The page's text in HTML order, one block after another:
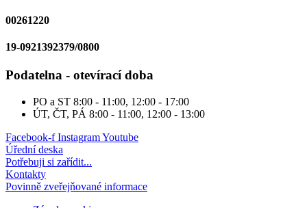
00261220
19-0921392379/0800
Podatelna - otevírací doba
PO a ST 8:00 - 11:00, 12:00 - 17:00
ÚT, ČT, PÁ 8:00 - 11:00, 12:00 - 13:00
Facebook-f InstagramYoutube
Úřední deska
Potřebuji si zařídit...
Kontakty
Povinně zveřejňované informace